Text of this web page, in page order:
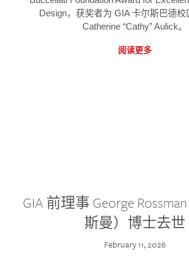
Design，获奖者为 GIA 卡尔斯巴德校
Catherine “Cathy” Aulick。
阅读更多
GIA 前理事 George
斯曼）博士去世
February 11, 2026